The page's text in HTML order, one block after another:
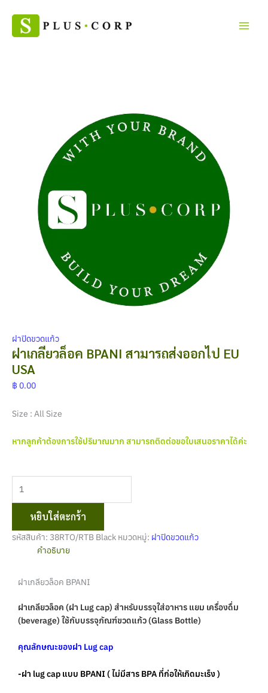
content
ฝาปิดขวดแก้ว
ฝาเกลียวล็อค BPANI สามารถส่งออกไป EU
USA
฿ 0.00
Size : All Size
หากลูกค้าต้องการใช้ปริมาณมาก สามารถติดต่อขอใบเสนอราคาได้ค่ะ
ฝา
เกลียว
หยิบใส่ตะกร้า
รหัสสินค้า: 38RTO/RTB Black หมวดหมู่: ฝาปิดขวดแก้ว
คำอธิบาย
ฝาเกลียวล็อค BPANI
ฝาเกลียวล็อค (ฝา Lug cap) สำหรับบรรจุใส่อาหาร แยม เครื่องดื่ม
(beverage) ใช้กับบรรจุภัณฑ์ขวดแก้ว (Glass Bottle)
คุณลักษณะของฝา Lug cap
-ฝา lug cap แบบ BPANI ( ไม่มีสาร BPA ที่ก่อให้เกิดมะเร็ง )